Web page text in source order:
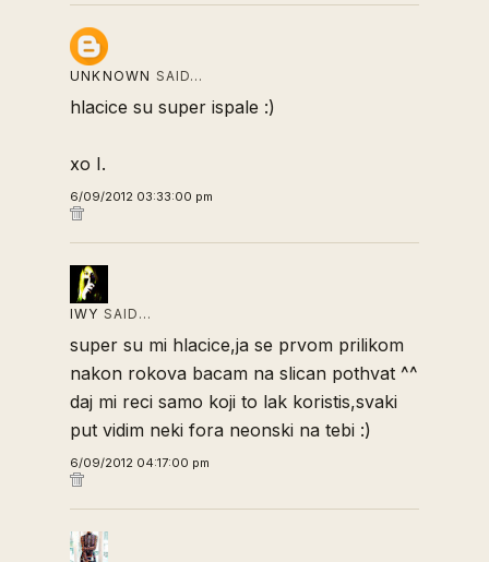
UNKNOWN SAID…
hlacice su super ispale :)
xo I.
6/09/2012 03:33:00 pm
IWY SAID…
super su mi hlacice,ja se prvom prilikom
nakon rokova bacam na slican pothvat ^^
daj mi reci samo koji to lak koristis,svaki
put vidim neki fora neonski na tebi :)
6/09/2012 04:17:00 pm